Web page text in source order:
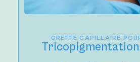
GREFFE CAPILLAIRE
Tricopigmentation